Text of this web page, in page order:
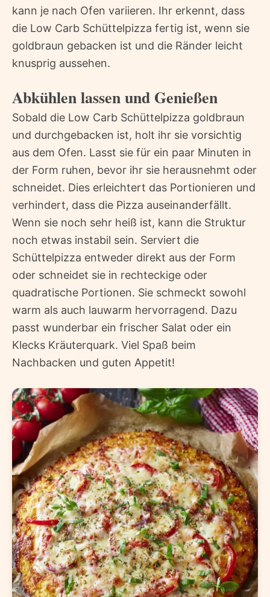
kann je nach Ofen variieren. Ihr erkennt, dass
die Low Carb Schüttelpizza fertig ist, wenn sie
goldbraun gebacken ist und die Ränder leicht
knusprig aussehen.
Abkühlen lassen und Genießen
Sobald die Low Carb Schüttelpizza goldbraun
und durchgebacken ist, holt ihr sie vorsichtig
aus dem Ofen. Lasst sie für ein paar Minuten in
der Form ruhen, bevor ihr sie herausnehmt oder
schneidet. Dies erleichtert das Portionieren und
verhindert, dass die Pizza auseinanderfällt.
Wenn sie noch sehr heiß ist, kann die Struktur
noch etwas instabil sein. Serviert die
Schüttelpizza entweder direkt aus der Form
oder schneidet sie in rechteckige oder
quadratische Portionen. Sie schmeckt sowohl
warm als auch lauwarm hervorragend. Dazu
passt wunderbar ein frischer Salat oder ein
Klecks Kräuterquark. Viel Spaß beim
Nachbacken und guten Appetit!